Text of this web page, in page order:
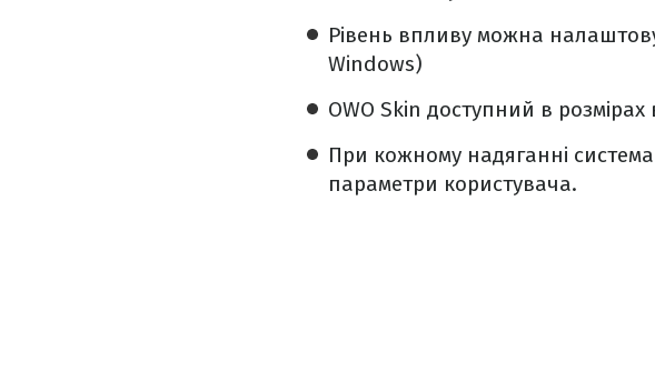
Рівень впливу можна
Windows)
OWO Skin доступний в розмірах
При кожному надяганні
параметри користувача.